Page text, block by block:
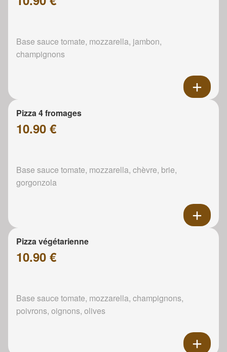
Base sauce tomate, mozzarella, jambon,
champignons
Pizza 4 fromages
10.90 €
Base sauce tomate, mozzarella, chèvre, brie,
gorgonzola
Pizza végétarienne
10.90 €
Base sauce tomate, mozzarella, champignons,
poivrons, oignons, olives